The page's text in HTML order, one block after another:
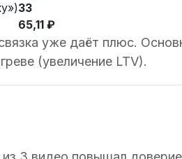
33
65,11 ₽
уже даёт плюс.
(увеличение LTV).